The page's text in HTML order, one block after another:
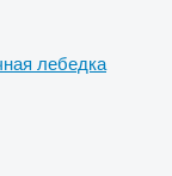
лебедка